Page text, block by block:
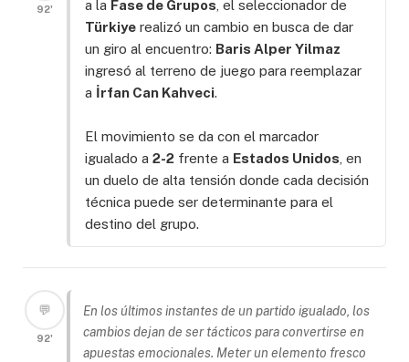
92'
a la Fase de Grupos, el seleccionador de
Türkiye realizó un cambio en busca de dar
un giro al encuentro: Baris Alper Yilmaz
ingresó al terreno de juego para reemplazar
a İrfan Can Kahveci.
El movimiento se da con el marcador
igualado a 2-2 frente a Estados Unidos , en
un duelo de alta tensión donde cada decisión
técnica puede ser determinante para el
destino del grupo.
💬
92'
En los últimos instantes de un partido igualado, los
cambios dejan de ser tácticos para convertirse en
apuestas emocionales. Meter un elemento fresco